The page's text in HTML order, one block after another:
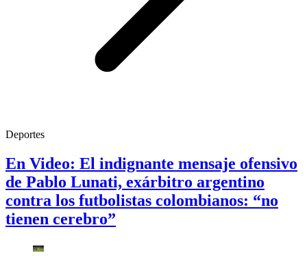
Deportes
En Video: El indignante mensaje ofensivo
de Pablo Lunati, exárbitro argentino
contra los futbolistas colombianos: “no
tienen cerebro”